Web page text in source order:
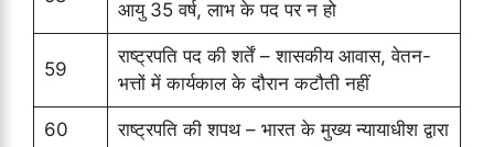
आयु 35 वर्ष, लाभ के पद पर न हो
59
राष्ट्रपति पद की शर्तें – शासकीय आवास, वेतन-
भत्तों में कार्यकाल के दौरान कटौती नहीं
60 राष्ट्रपति की शपथ – भारत के मुख्य न्यायाधीश द्वारा